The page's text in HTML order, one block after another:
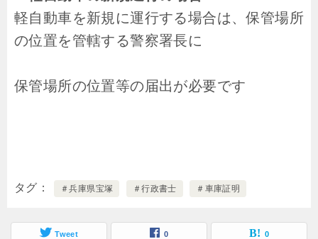
軽自動車を新規に運行する場合は、保管場所
の位置を管轄する警察署長に
保管場所の位置等の届出が必要です
タグ ＃兵庫県宝塚 ＃行政書士 ＃車庫証明
Tweet 0 0